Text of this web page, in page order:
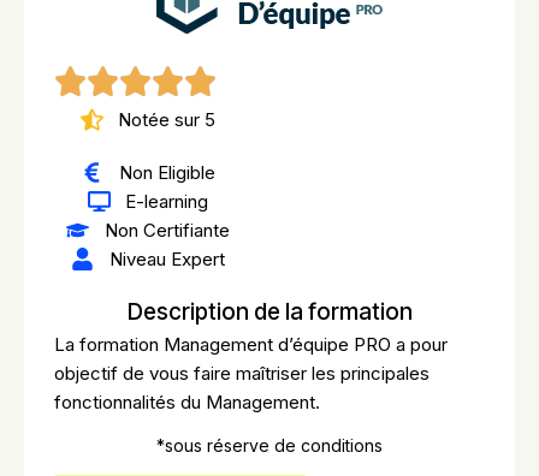
Notée sur 5
Non Eligible
E-learning
Non Certifiante
Niveau Expert
Description de la formation
La formation Management d’équipe PRO a pour
objectif de vous faire maîtriser les principales
fonctionnalités du Management.
*sous réserve de conditions